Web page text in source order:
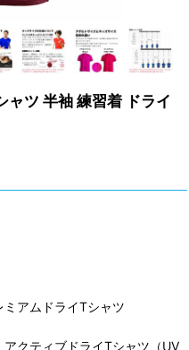
ツ 半袖 練習着 ドライ
アムドライTシャツ
クティブドライTシャツ（UV